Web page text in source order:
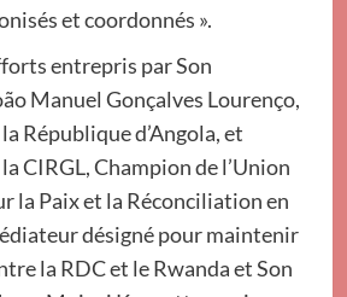
et coordonnés ».
entrepris par Son
Manuel Gonçalves Lourenço,
République d’Angola, et
CIRGL, Champion de l’Union
la Paix et la Réconciliation en
désigné pour maintenir
la RDC et le Rwanda et Son